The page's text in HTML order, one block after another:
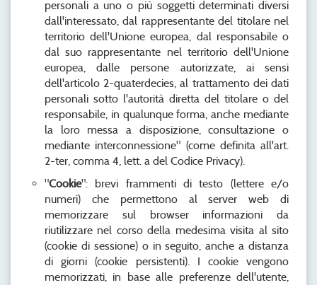
personali a uno o più soggetti determinati diversi
dall'interessato, dal rappresentante del titolare nel
territorio dell'Unione europea, dal responsabile o
dal suo rappresentante nel territorio dell'Unione
europea, dalle persone autorizzate, ai sensi
dell'articolo 2-quaterdecies, al trattamento dei dati
personali sotto l'autorità diretta del titolare o del
responsabile, in qualunque forma, anche mediante
la loro messa a disposizione, consultazione o
mediante interconnessione" (come definita all'art.
2-ter, comma 4, lett. a del Codice Privacy).
"Cookie": brevi frammenti di testo (lettere e/o
numeri) che permettono al server web di
memorizzare sul browser informazioni da
riutilizzare nel corso della medesima visita al sito
(cookie di sessione) o in seguito, anche a distanza
di giorni (cookie persistenti). I cookie vengono
memorizzati, in base alle preferenze dell'utente,